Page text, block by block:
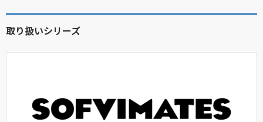
取り扱いシリーズ